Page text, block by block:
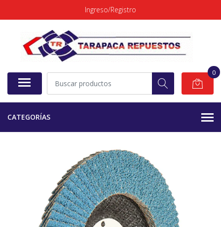
Ingreso/Registro
0
CATEGORÍAS